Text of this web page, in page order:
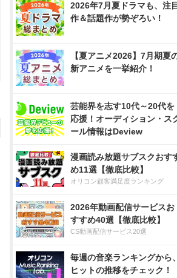
2026年7月夏ドラマも、注目
作＆話題作が勢ぞろい！
【夏アニメ2026】7月期夏
新アニメを一挙紹介！
芸能界を志す10代～20代を
応援！オーディション・ス
ール情報はDeview
漫画読み放題サブスクおす
め11選【徹底比較】
オリコン顧客満足度ランキング
2026年動画配信サービスお
すすめ40選【徹底比較】
CS動画配信サービス20選
毎週の音楽ランキングから、
ヒットの推移をチェック！